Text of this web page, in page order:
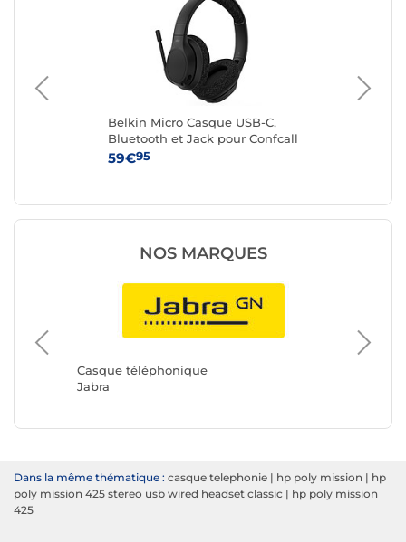
Belkin Micro Casque USB-C,
Bluetooth et Jack pour Confcall
59€95
NOS MARQUES
Casque téléphonique
Jabra
Dans la même thématique : casque telephonie | hp poly mission | hp
poly mission 425 stereo usb wired headset classic | hp poly mission
425